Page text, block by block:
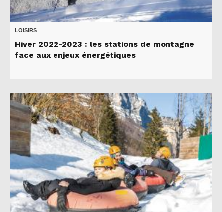
LOISIRS
Hiver 2022-2023 : les stations de montagne
face aux enjeux énergétiques